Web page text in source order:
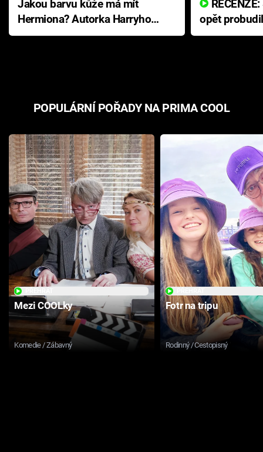
Jakou barvu kůže má mít
Hermiona? Autorka Harryho
Pottera přišla s ráznou
opět
přichází s
POPULÁRNÍ POŘADY NA PRIMA COOL
Mezi COOLky
Komedie / Zábavný
Fotr na tripu
Rodinný / Cestopisný